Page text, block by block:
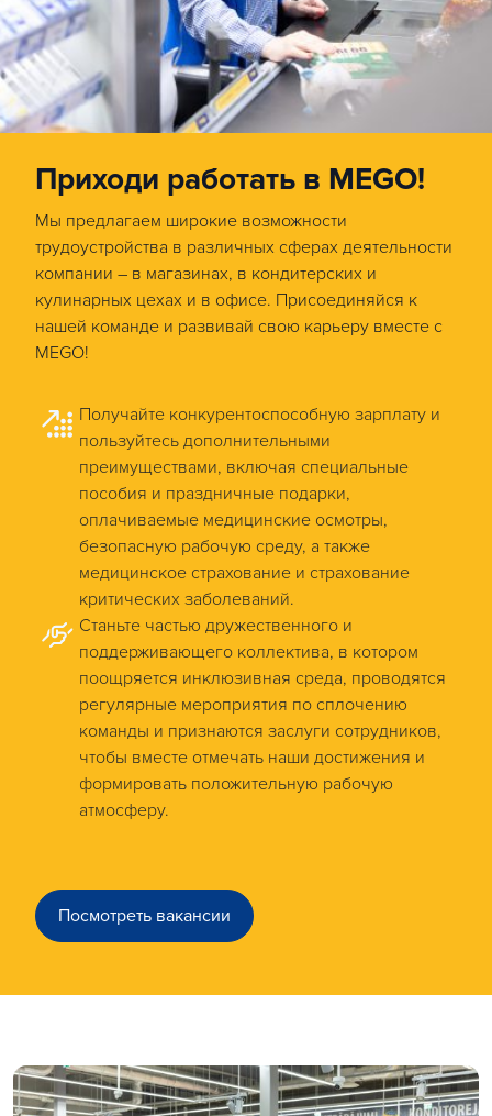
Приходи работать в MEGO!
Мы предлагаем широкие возможности
трудоустройства в различных сферах деятельности
компании – в магазинах, в кондитерских и
кулинарных цехах и в офисе. Присоединяйся к
нашей команде и развивай свою карьеру вместе с
MEGO!
Получайте конкурентоспособную зарплату и
пользуйтесь дополнительными
преимуществами, включая специальные
пособия и праздничные подарки,
оплачиваемые медицинские осмотры,
безопасную рабочую среду, а также
медицинское страхование и страхование
критических заболеваний.
Станьте частью дружественного и
поддерживающего коллектива, в котором
поощряется инклюзивная среда, проводятся
регулярные мероприятия по сплочению
команды и признаются заслуги сотрудников,
чтобы вместе отмечать наши достижения и
формировать положительную рабочую
атмосферу.
Посмотреть вакансии